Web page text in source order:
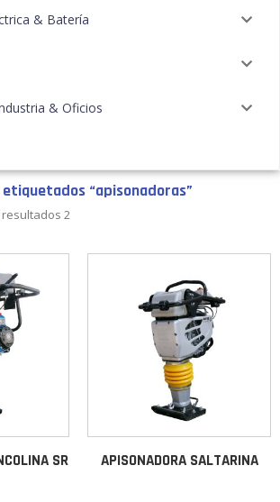
& Batería
& Oficios
“apisonadoras”
2
SR APISONADORA SALTARINA